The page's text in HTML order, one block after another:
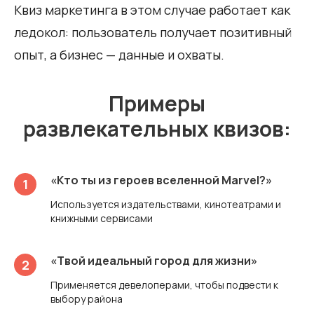
Квиз маркетинга в этом случае работает как
ледокол: пользователь получает позитивный
опыт, а бизнес — данные и охваты.
Примеры
развлекательных квизов:
«Кто ты из героев вселенной Marvel?»
Используется издательствами, кинотеатрами и
книжными сервисами
«Твой идеальный город для жизни»
Применяется девелоперами, чтобы подвести к
выбору района